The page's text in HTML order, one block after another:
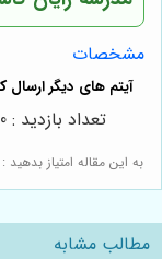
مشخصات
به این مقاله امتیاز بدهید :
تعداد بازدید : 230
مطالب مشابه